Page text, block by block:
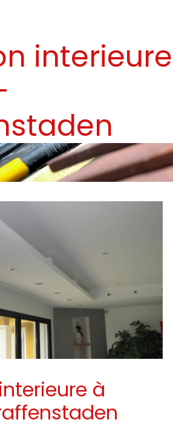
interieure
à
cookies